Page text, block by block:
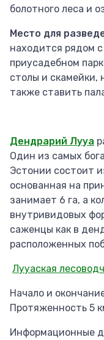
болотного леса и
Место для
находится рядом
приусадебном
столы и скамейки,
также ставить
Дендрарий Лууа
Один из самых
Эстонии состоит
основанная на
занимает 6 га, а
внутривидовых
саженцы как в
расположенных
Лууаская
Начало и
Протяженность 5
Информационные